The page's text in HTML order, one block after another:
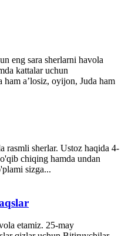
eng sara sherlarni havola
kattalar uchun
ham a’losiz, oyijon, Juda ham
rasmli sherlar. Ustoz haqida 4-
chiqing hamda undan
sizga...
etamiz. 25-may